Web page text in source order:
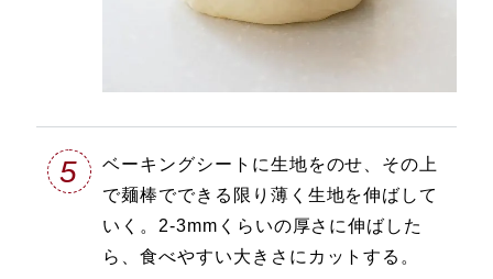
5
ベーキングシートに生地をのせ、その上
で麺棒でできる限り薄く生地を伸ばして
いく。2-3mmくらいの厚さに伸ばした
ら、食べやすい大きさにカットする。